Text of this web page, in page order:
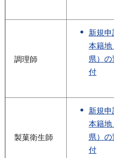
調理師
新規申
本籍地
県）の
付
製菓衛生師
新規申
本籍地
県）の
付